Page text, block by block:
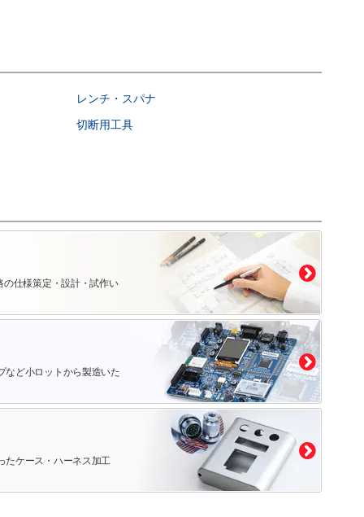
レンチ・スパナ
切断用工具
仕様策定・設計・試作い
など小ロットから製造いた
たケース・ハーネス加工